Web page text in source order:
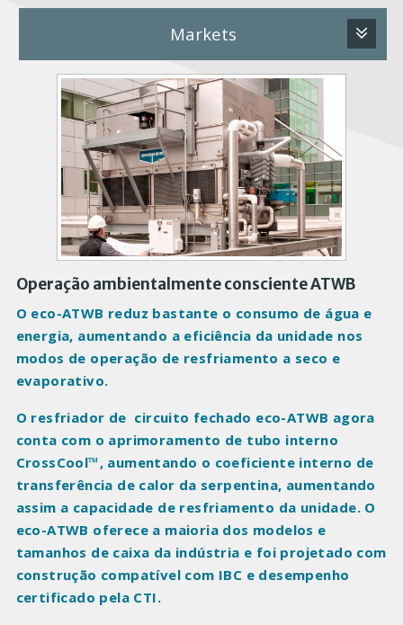
Markets
a
e
s
Operação ambientalmente consciente ATWB
O eco-ATWB reduz bastante o consumo de água e
energia, aumentando a eficiência da unidade nos
modos de operação de resfriamento a seco e
evaporativo.
O resfriador de circuito fechado eco-ATWB agora
conta com o aprimoramento de tubo interno
CrossCool™, aumentando o coeficiente interno de
transferência de calor da serpentina, aumentando
assim a capacidade de resfriamento da unidade. O
eco-ATWB oferece a maioria dos modelos e
tamanhos de caixa da indústria e foi projetado com
construção compatível com IBC e desempenho
certificado pela CTI.